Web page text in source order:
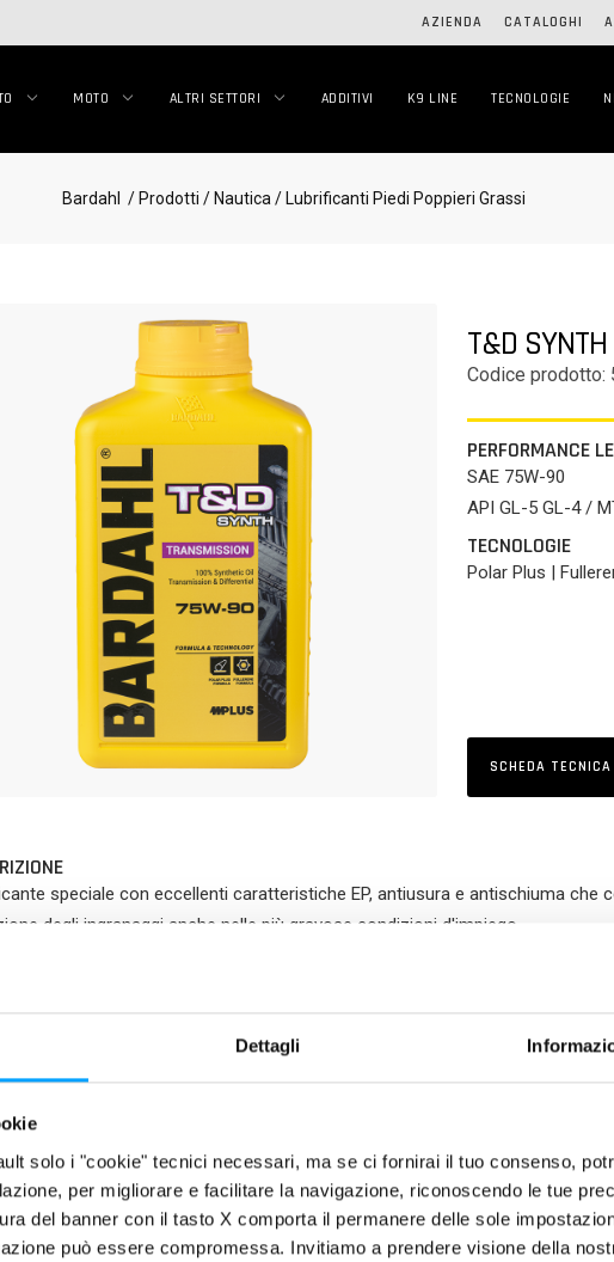
Dettagli
solo i "cookie" tecnici necessari, ma se ci fornirai il tuo consenso,
per migliorare e facilitare la navigazione, riconoscendo le tue
del banner con il tasto X comporta il permanere delle sole
può essere compromessa. Invitiamo a prendere visione della
AZIENDA CATALOGHI
MOTO ALTRI SETTORI ADDITIVI K9 LINE TECNOLOGIE
Bardahl / Prodotti / Nautica / Lubrificanti Piedi Poppieri Grassi
T&D
Codice prodotto:
PERFORMANCE
SAE 75W-90
API GL-5 GL-4 /
TECNOLOGIE
Polar Plus |
SCHEDA TECNICA
speciale con eccellenti caratteristiche EP, antiusura e antischiuma che
degli ingranaggi anche nelle più gravose condizioni d'impiego.
Maggiore efficienza della trasmissione
Assicura maggiore longevità e pulizia di tutti gli organi della trasmissione
Elevata resistenza contro il degrado e l'ossidazione termica
Compatibilità con i sincronizzatori e gli elastomeri
Formula anti-attrito Bardahl Polar Plus – Fullerene forma un triplo